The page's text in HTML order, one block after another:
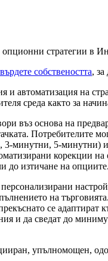
стратегии в
собствеността, за
автоматизация на
среда както за
въз основа на
Потребителите
минутни, 5-минутни)
корекции
до изтичане на опциите.
на
се
и да сведат до
упълномощен,